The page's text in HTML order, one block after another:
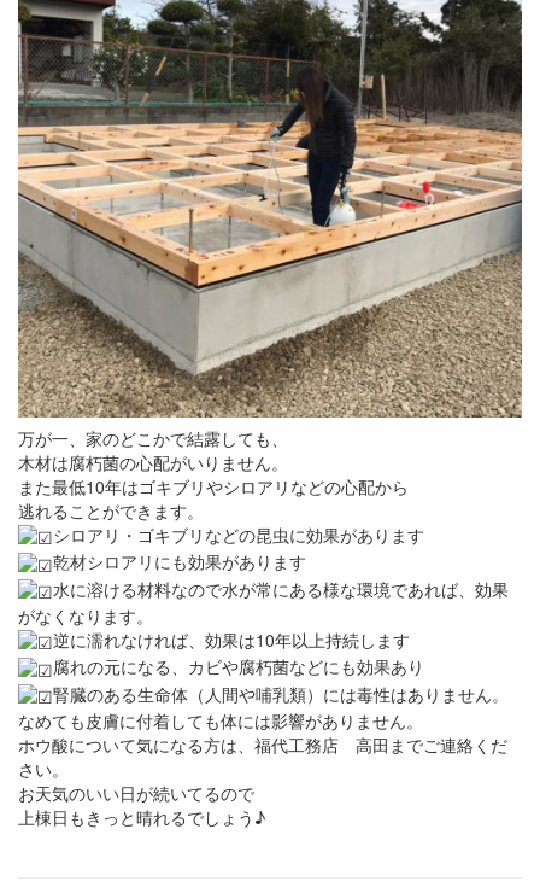
万が一、家のどこかで結露しても、
木材は腐朽菌の心配がいりません。
また最低10年はゴキブリやシロアリなどの心配から
逃れることができます。
シロアリ・ゴキブリなどの昆虫に効果があります
乾材シロアリにも効果があります
水に溶ける材料なので水が常にある様な環境であれば、効果
がなくなります。
逆に濡れなければ、効果は10年以上持続します
腐れの元になる、カビや腐朽菌などにも効果あり
腎臓のある生命体（人間や哺乳類）には毒性はありません。
なめても皮膚に付着しても体には影響がありません。
ホウ酸について気になる方は、福代工務店 高田までご連絡くだ
さい。
お天気のいい日が続いてるので
上棟日もきっと晴れるでしょう♪